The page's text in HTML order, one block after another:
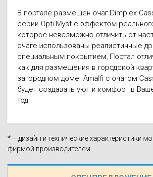
В портале размещен очаг Dimplex
серии Opti-Myst с эффектом
которое невозможно отличить от
очаге использованы реалистичные
специальным покрытием, Портал
как для размещения в городской
загородном доме. Amalfi с очагом
будет создавать уют и комфорт в
год.
* – дизайн и технические характеристики
фирмой производителем